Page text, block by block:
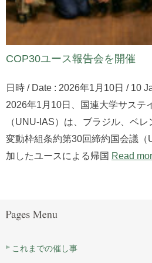
COP30ユース報告会を開催
日時 / Date : 2026年1月10日 / 10
2026年1月10日、国連大学サステ
（UNU-IAS）は、ブラジル、ベ
変動枠組条約第30回締約国会議
加したユースによる帰国 Read
これまでの催し事